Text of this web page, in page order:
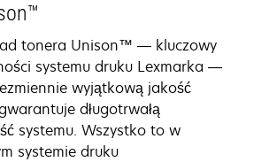
tonera Unison™ — kluczowy
systemu druku Lexmarka —
wyjątkową jakość
długotrwałą
systemu. Wszystko to w
systemie druku